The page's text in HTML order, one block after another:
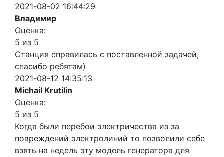
2021-08-02 16:44:29
Владимир
Оценка:
5 из 5
Станция справилась с поставленной задачей,
спасибо ребятам)
2021-08-12 14:35:13
Michail Krutilin
Оценка:
5 из 5
Когда были перебои электричества из за
повреждений электролиний то позволили себе
взять на недель эту модель генератора для